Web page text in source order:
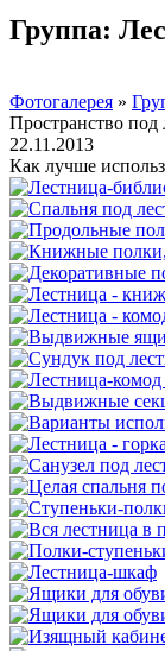
Группа:
Фотогалерея »
Пространство под
22.11.2013
Как лучше